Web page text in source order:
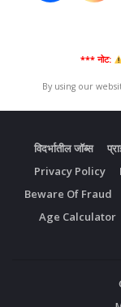
*** नोट:
By using our
विदर्भातील जॉब्स
Privacy Policy
Beware Of Fraud
Age Calculator